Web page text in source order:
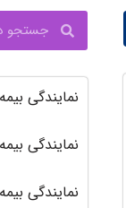
جستجو
نمایندگی
نمایندگی
نمایندگی